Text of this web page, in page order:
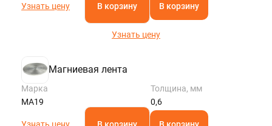
Узнать цену В корзину В корзину
Узнать цену
Магниевая лента
Марка
МА19
Толщина, мм
0,6
Узнать цену В корзину В корзину